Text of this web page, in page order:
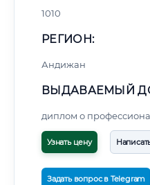
1010
РЕГИОН:
Андижан
ВЫДАВАЕМЫЙ
диплом о
Узнать цену
Задать вопрос в Telegram